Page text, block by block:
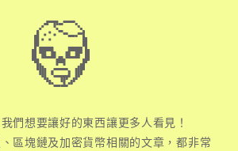
們想要讓好的東西讓更多人看見！
區塊鏈及加密貨幣相關的文章，都非常